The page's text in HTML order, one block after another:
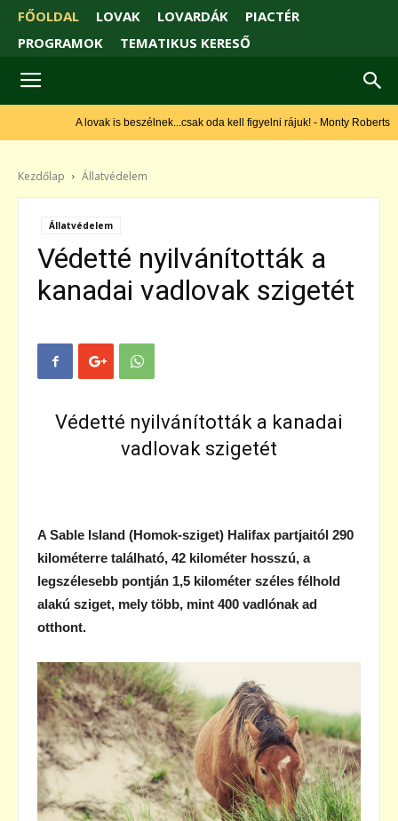
FŐOLDAL LOVAK LOVARDÁK
PIACTÉR
PROGRAMOK
TEMATIKUS KERESŐ
A lovak is beszélnek...csak oda kell figyelni rájuk! - Monty Roberts
Kezdőlap Állatvédelem
Állatvédelem
Védetté nyilvánították a
kanadai vadlovak szigetét
Védetté nyilvánították a kanadai
vadlovak szigetét
A Sable Island (Homok-sziget) Halifax partjaitól 290
kilométerre található, 42 kilométer hosszú, a
legszélesebb pontján 1,5 kilométer széles félhold
alakú sziget, mely több, mint 400 vadlónak ad
otthont.